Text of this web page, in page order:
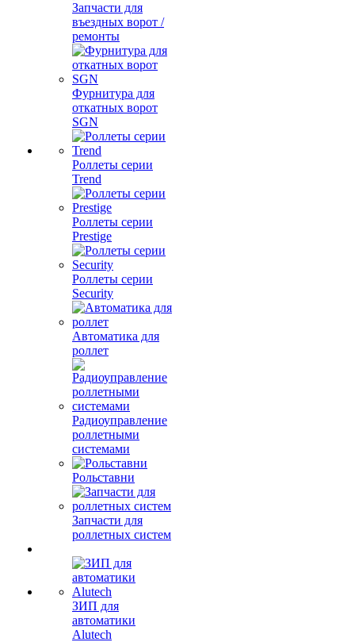
Запчасти для
въездных ворот /
ремонты
Фурнитура для
откатных ворот
SGN
Роллеты серии
Trend
Роллеты серии
Prestige
Роллеты серии
Security
Автоматика для
роллет
Радиоуправление
роллетными
системами
Рольставни
Запчасти для
роллетных систем
ЗИП для
автоматики
Alutech